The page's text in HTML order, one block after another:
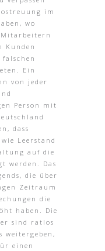
im
wo
Mitarbeitern
Kunden
Ein
von jeder
Person mit
dass
Leerstand
auf die
werden. Das
die über
Zeitraum
die
haben. Die
sind ratlos
weitergeben,
einen